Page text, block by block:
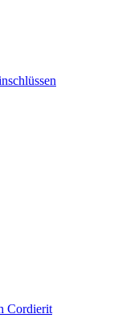
Cordierit